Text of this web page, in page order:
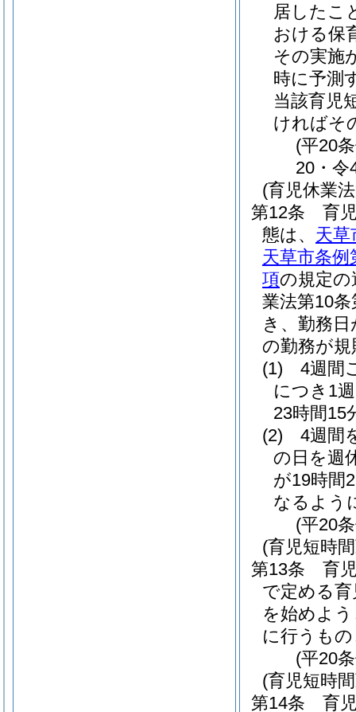
居したこ
おける保
その実施
時に予測
当該育児
ければそ
(平20
20・令
(育児休業
第12条
育
態は、 天草
天草市条
項の規定の
業法第10
き、勤務
の勤務が
(1)
4週間
につき1
23時間15
(2)
4週間
の日を週
が19時間
なるよう
(平20
(育児短時
第13条
育
で定める
を始めよ
に行うも
(平20
(育児短時
第14条
育